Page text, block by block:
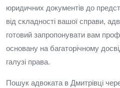
юридичних документів до
від складності вашої справи,
готовий запропонувати вам
основану на багаторічному
галузі права.
Пошук адвоката в Дмитрівці